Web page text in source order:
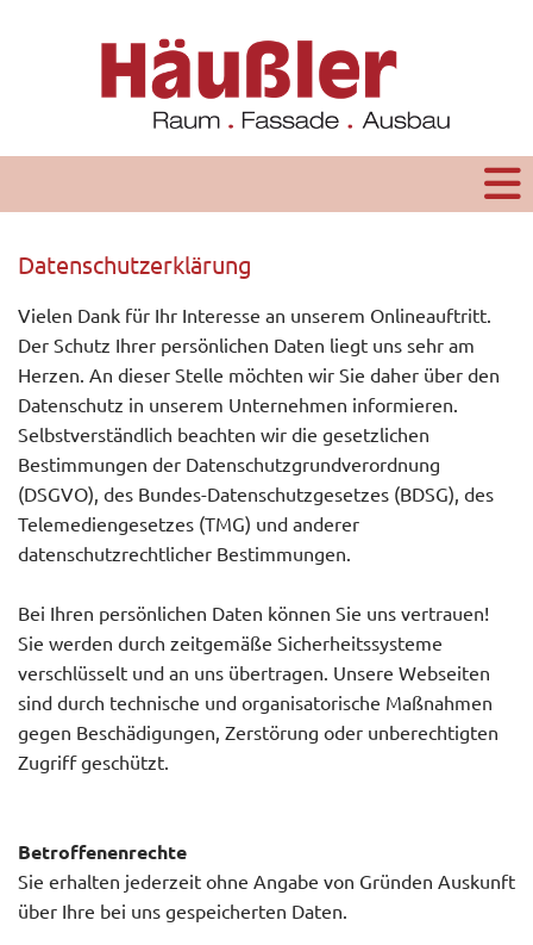
Datenschutzerklärung
Vielen Dank für Ihr Interesse an unserem Onlineauftritt.
Der Schutz Ihrer persönlichen Daten liegt uns sehr am
Herzen. An dieser Stelle möchten wir Sie daher über den
Datenschutz in unserem Unternehmen informieren.
Selbstverständlich beachten wir die gesetzlichen
Bestimmungen der Datenschutzgrundverordnung
(DSGVO), des Bundes-Datenschutzgesetzes (BDSG), des
Telemediengesetzes (TMG) und anderer
datenschutzrechtlicher Bestimmungen.
Bei Ihren persönlichen Daten können Sie uns vertrauen!
Sie werden durch zeitgemäße Sicherheitssysteme
verschlüsselt und an uns übertragen. Unsere Webseiten
sind durch technische und organisatorische Maßnahmen
gegen Beschädigungen, Zerstörung oder unberechtigten
Zugriff geschützt.
Betroffenenrechte
Sie erhalten jederzeit ohne Angabe von Gründen Auskunft
über Ihre bei uns gespeicherten Daten.